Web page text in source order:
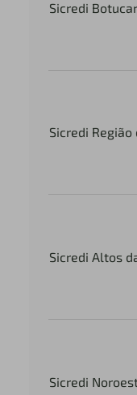
Sicredi
Sicredi Região
Sicredi Altos
Sicredi